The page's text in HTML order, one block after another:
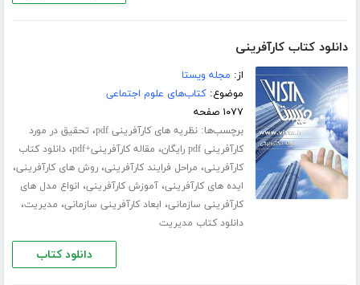
دانلود کتاب کارآفرینی
از: مجله ویستا
موضوع:کتاب‌های علوم اجتماعی
۱۰۷۷ صفحه
برچسب‌ها:نظریه های کارآفرینی pdf ، تحقیق در مورد
کارآفرینی pdf رایگان
، مقاله کارآفرینی+pdf ،دانلود کتاب
کارآفرینی، مراحل فرایند کارآفرینی،روش های کارآفرینی،
ایده های کارآفرینی،آموزش کارآفرینی، انواع مدل های
کارآفرینی سازمانی، ابعاد کارآفرینی سازمانی، مدیریت،
دانلود کتاب مدیریت
دانلود کتاب